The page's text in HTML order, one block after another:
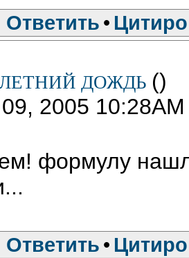
Ответить •
ДОЖДЬ ()
2005 10:28AM
формулу
Ответить •